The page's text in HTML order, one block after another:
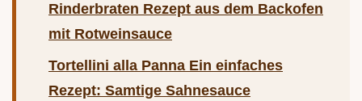
Rinderbraten Rezept aus dem Backofen
mit Rotweinsauce
Tortellini alla Panna Ein einfaches
Rezept: Samtige Sahnesauce